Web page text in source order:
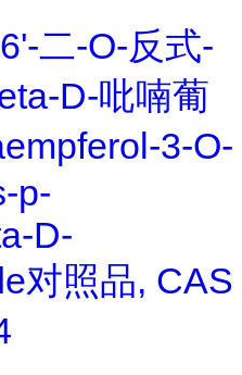
二-O-反式-
D-吡喃葡
3-O-
p-
D-
对照品, CAS